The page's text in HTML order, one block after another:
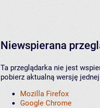
Niewspierana
Ta przeglądarka nie jest
pobierz aktualną wersję
Mozilla Firefox
Google Chrome